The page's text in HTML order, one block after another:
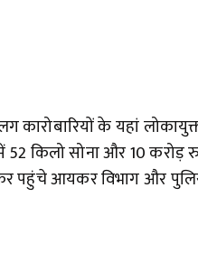
कारोबारियों के यहां
किलो सोना और 10 करोड़
पहुंचे आयकर विभाग और